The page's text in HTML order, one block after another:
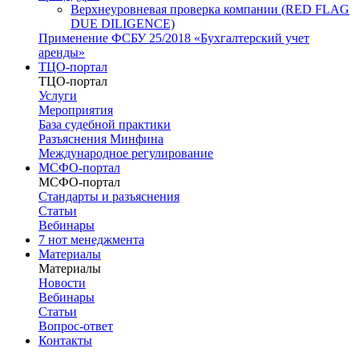
Верхнеуровневая проверка компании (RED FLAG
DUE DILIGENCE)
Применение ФСБУ 25/2018 «Бухгалтерский учет
аренды»
ТЦО-портал
ТЦО-портал
Услуги
Мероприятия
База судебной практики
Разъяснения Минфина
Международное регулирование
МСФО-портал
МСФО-портал
Стандарты и разъяснения
Статьи
Вебинары
7 нот менеджмента
Материалы
Материалы
Новости
Вебинары
Статьи
Вопрос-ответ
Контакты